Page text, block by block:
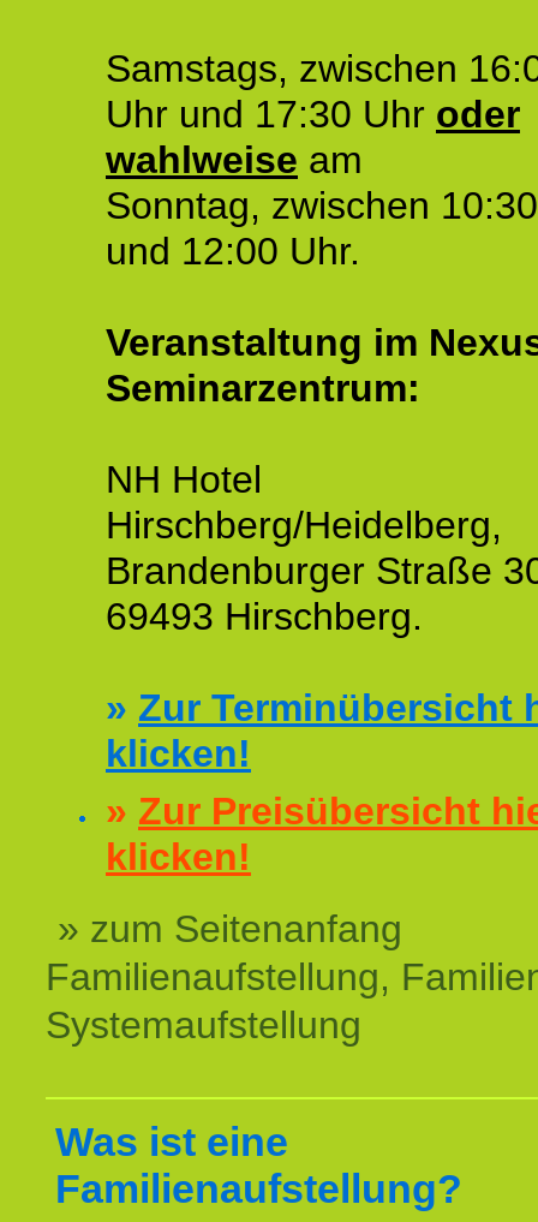
Samstags, zwischen
Uhr und 17:30 Uhr oder
wahlweise am
Sonntag, zwischen
und 12:00 Uhr.
Veranstaltung im
Seminarzentrum:
NH Hotel
Hirschberg/Heidelberg,
Brandenburger Straße
69493 Hirschberg.
» Zur Terminübersicht
klicken!
» Zur Preisübersicht
klicken!
» zum Seitenanfang
Familienaufstellung,
Systemaufstellung
Was ist eine
Familienaufstellung?